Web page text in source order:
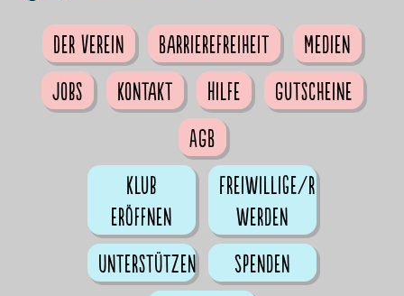
Der Verein Barrierefreiheit
Medien
Jobs
Kontakt Hilfe
Gutscheine
AGB
Klub
eröffnen
Freiwillige/r
werden
Unterstützen
Spenden